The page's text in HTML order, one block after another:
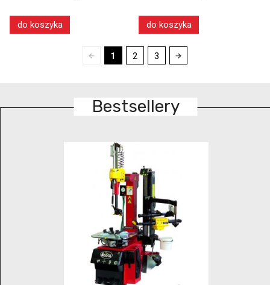
do koszyka do koszyka
1 2 3
Bestsellery